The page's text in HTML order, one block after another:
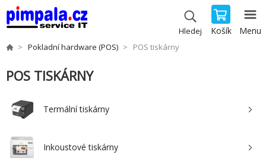
Hledej Košík Menu
Pokladní hardware (POS) POS tiskárny
POS TISKÁRNY
Termální tiskárny
Inkoustové tiskárny